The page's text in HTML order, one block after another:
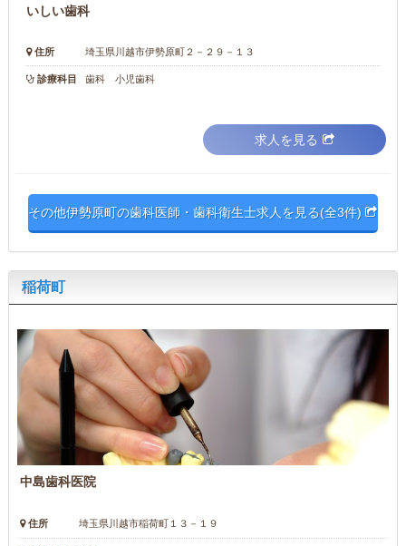
いしい歯科
住所 埼玉県川越市伊勢原町２－２９－１３
診療科目 歯科 小児歯科
求人を見る
その他伊勢原町の歯科医師・歯科衛生士求人を見る(全3件)
稲荷町
中島歯科医院
住所 埼玉県川越市稲荷町１３－１９